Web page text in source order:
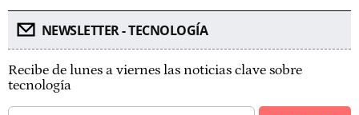
NEWSLETTER - TECNOLOGÍA
Recibe de lunes a viernes las noticias clave sobre
tecnología